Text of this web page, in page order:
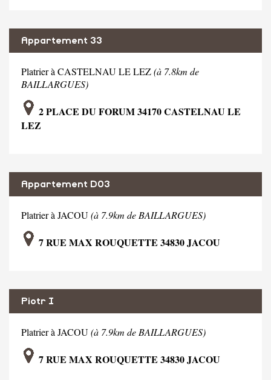
Appartement 33
Platrier à CASTELNAU LE LEZ(à 7.8km de
BAILLARGUES)
2 PLACE DU FORUM 34170 CASTELNAU LE
LEZ
Appartement D03
Platrier à JACOU(à 7.9km de BAILLARGUES)
7 RUE MAX ROUQUETTE 34830 JACOU
Piotr I
Platrier à JACOU(à 7.9km de BAILLARGUES)
7 RUE MAX ROUQUETTE 34830 JACOU